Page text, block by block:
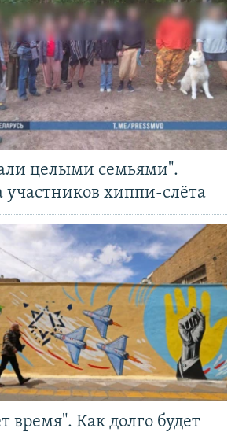
целыми семьями".
участников хиппи-слёта
время". Как долго будет